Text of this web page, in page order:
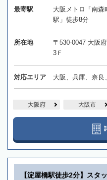
最寄駅
大阪メトロ「南
駅」徒歩8分
所在地
〒530-0047 大阪
3Ｆ
対応エリア 大阪、兵庫、奈良
大阪府 大阪市
【淀屋橋駅徒歩2分】スタ